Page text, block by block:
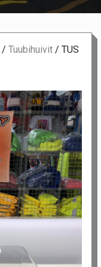
/ Tuubihuivit / TUS